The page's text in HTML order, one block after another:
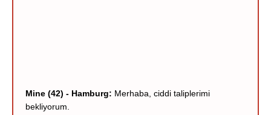
Murat (38) - Berlin:Dürüstlük ve sadakat her şeyden
önemli.